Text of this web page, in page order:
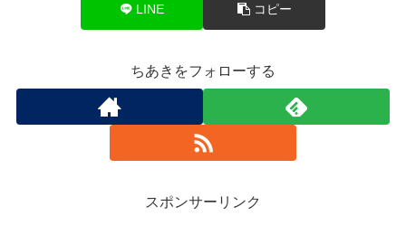
LINE コピー
ちあきをフォローする
スポンサーリンク